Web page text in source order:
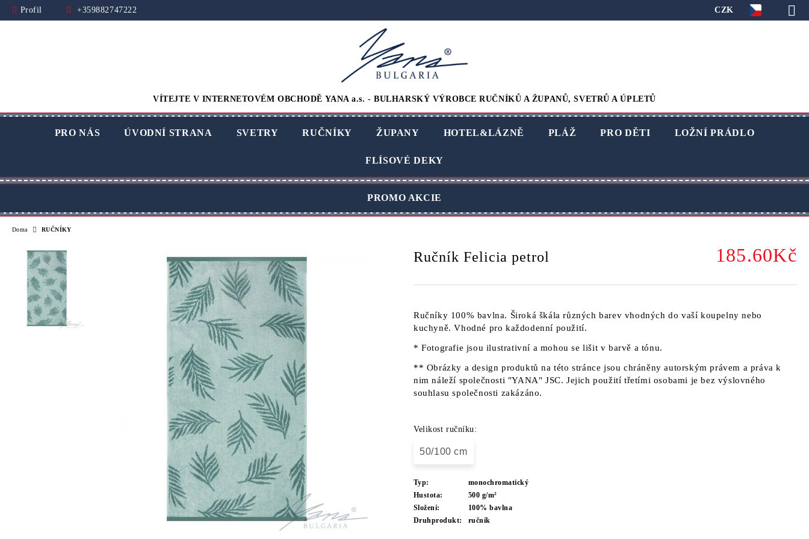
Profil +359882747222 CZK
VÍTEJTE V INTERNETOVÉM OBCHODĚ YANA a.s. - BULHARSKÝ VÝROBCE RUČNÍKŮ A ŽUPANŮ, SVETRŮ A ÚPLETŮ
PRO NÁS ÚVODNÍ STRANA SVETRY RUČNÍKY ŽUPANY HOTEL&LÁZNĚ PLÁŽ PRO DĚTI LOŽNÍ PRÁDLO
FLÍSOVÉ DEKY
PROMO AKCIE
Doma RUČNÍKY
Ručník Felicia petrol 185.60Kč
Ručníky 100% bavlna. Široká škála různých barev vhodných do vaší koupelny nebo
kuchyně. Vhodné pro každodenní použití.
* Fotografie jsou ilustrativní a mohou se lišit v barvě a tónu.
** Obrázky a design produktů na této stránce jsou chráněny autorským právem a práva k
nim náleží společnosti "YANA" JSC. Jejich použití třetími osobami je bez výslovného
souhlasu společnosti zakázáno.
Velikost ručníku:
50/100 cm
Typ:
monochromatický
Hustota:
500 g/m²
Složení:
100% bavlna
Druhprodukt:
ručník